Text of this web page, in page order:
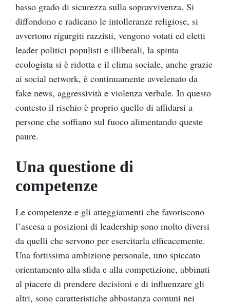
basso grado di sicurezza sulla sopravvivenza. Si
diffondono e radicano le intolleranze religiose, si
avvertono rigurgiti razzisti, vengono votati ed eletti
leader politici populisti e illiberali, la spinta
ecologista si è ridotta e il clima sociale, anche grazie
ai social network, è continuamente avvelenato da
fake news, aggressività e violenza verbale. In questo
contesto il rischio è proprio quello di affidarsi a
persone che soffiano sul fuoco alimentando queste
paure.
Una questione di
competenze
Le competenze e gli atteggiamenti che favoriscono
l’ascesa a posizioni di leadership sono molto diversi
da quelli che servono per esercitarla efficacemente.
Una fortissima ambizione personale, uno spiccato
orientamento alla sfida e alla competizione, abbinati
al piacere di prendere decisioni e di influenzare gli
altri, sono caratteristiche abbastanza comuni nei